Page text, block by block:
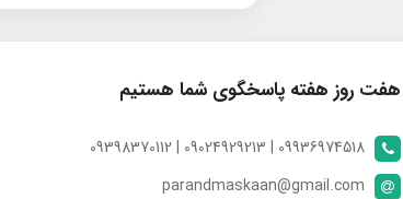
هفت روز هفته پاسخگوی شما هستیم
09936974518 | 09024929213 | 09398370112
parandmaskaan@gmail.com